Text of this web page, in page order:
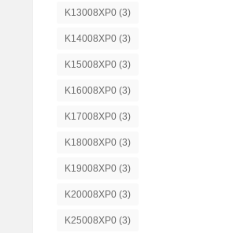
K13008XP0 (3)
K14008XP0 (3)
K15008XP0 (3)
K16008XP0 (3)
K17008XP0 (3)
K18008XP0 (3)
K19008XP0 (3)
K20008XP0 (3)
K25008XP0 (3)